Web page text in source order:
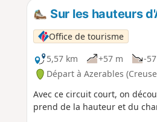
Sur les hauteurs
Office de tourisme
5,57 km
+57 m -
Départ à Azerables
Avec ce circuit court, on
prend de la hauteur et du